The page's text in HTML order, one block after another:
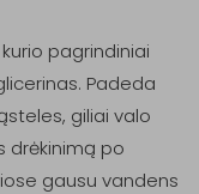
Padeda
giliai valo
drėkinimą po
gausu vandens